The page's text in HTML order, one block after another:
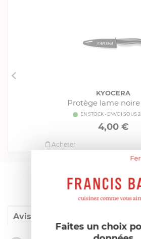
KYOCERA
Protège lame noire
EN STOCK - ENVOI SOUS
4,00 €
Acheter
AIDE AU
Avis client
Faites un choix